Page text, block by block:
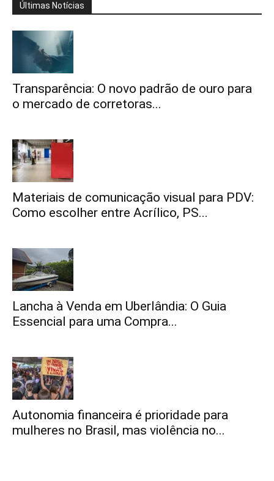
Últimas Notícias
Transparência: O novo padrão de ouro para
o mercado de corretoras...
Materiais de comunicação visual para PDV:
Como escolher entre Acrílico, PS...
Lancha à Venda em Uberlândia: O Guia
Essencial para uma Compra...
Autonomia financeira é prioridade para
mulheres no Brasil, mas violência no...